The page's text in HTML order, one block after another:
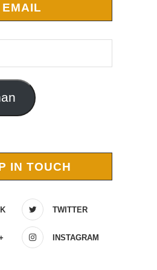
EMAIL
IN TOUCH
TWITTER
INSTAGRAM